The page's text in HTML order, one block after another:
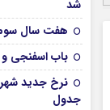
شد
هفت سال سوم
باب اسفنجی
نرخ جدید
جدول